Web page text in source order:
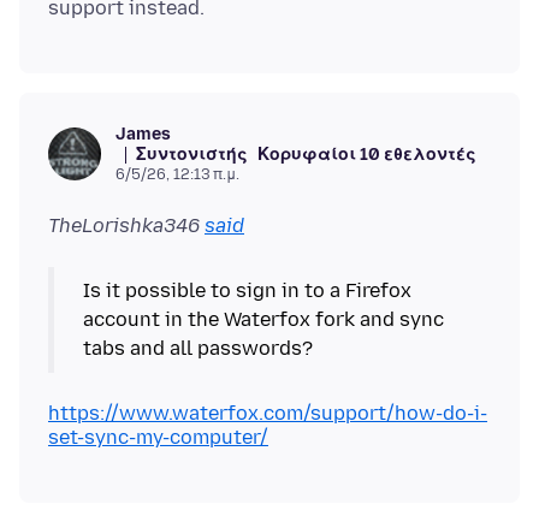
James
Συντονιστής
Κορυφαίοι 10 εθελοντές
6/5/26, 12:13 π.μ.
TheLorishka346 said
Is it possible to sign in to a Firefox
account in the Waterfox fork and sync
https://www.waterfox.com/support/how-do-i-
set-sync-my-computer/